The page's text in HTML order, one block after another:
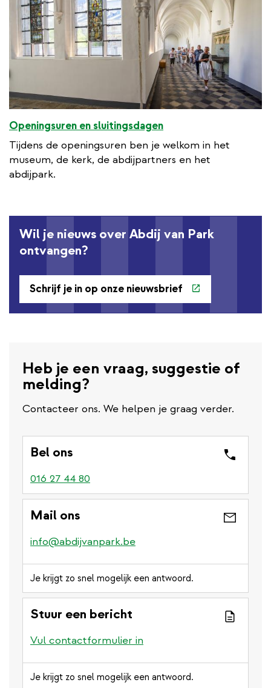
Openingsuren en sluitingsdagen
Tijdens de openingsuren ben je welkom in het
museum, de kerk, de abdijpartners en het
abdijpark.
Schrijf je in op onze nieuwsbrief
Wil je nieuws over Abdij van Park
ontvangen?
Heb je een vraag, suggestie of
melding?
Contacteer ons. We helpen je graag verder.
Bel ons
016 27 44 80
Mail ons
info@abdijvanpark.be
Je krijgt zo snel mogelijk een antwoord.
Stuur een bericht
Vul contactformulier in
Je krijgt zo snel mogelijk een antwoord.